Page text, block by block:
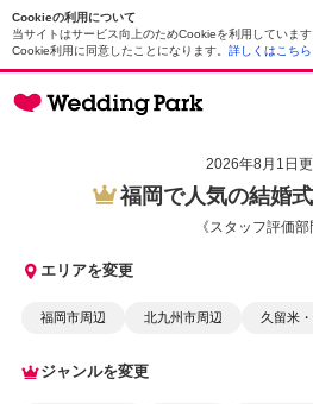
Cookieの利用について
当サイトはサービス向上のためCookieを利用していま
Cookie利用に同意したことになります。 詳しくはこちら
2026年8月1日
福岡で人気の結婚
《スタッフ評価部
エリアを変更
福岡市周辺 北九州市周辺 久留米
ジャンルを変更